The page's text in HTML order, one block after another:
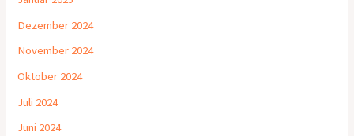
Dezember 2024
November 2024
Oktober 2024
Juli 2024
Juni 2024